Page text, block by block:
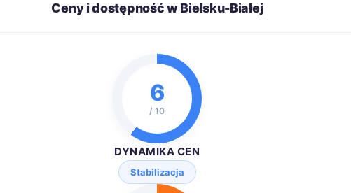
Ceny i dostępność w Bielsku-Białej
6
/ 10
DYNAMIKA CEN
Stabilizacja